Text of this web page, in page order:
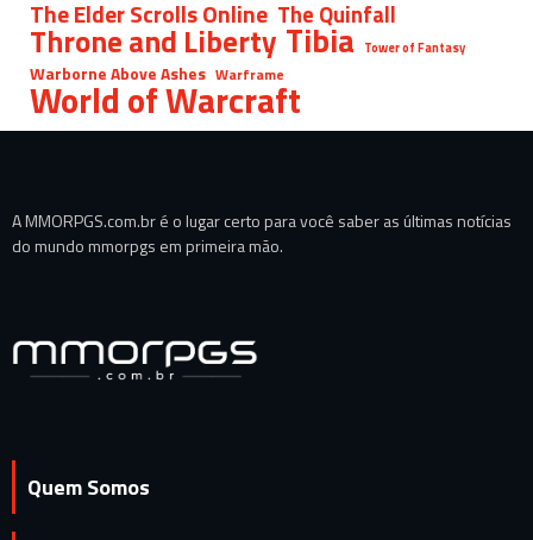
The Elder Scrolls Online The Quinfall
Throne and Liberty Tibia Tower of Fantasy
Warborne Above Ashes Warframe
World of Warcraft
A MMORPGS.com.br é o lugar certo para você saber as últimas notícias
do mundo mmorpgs em primeira mão.
Quem Somos